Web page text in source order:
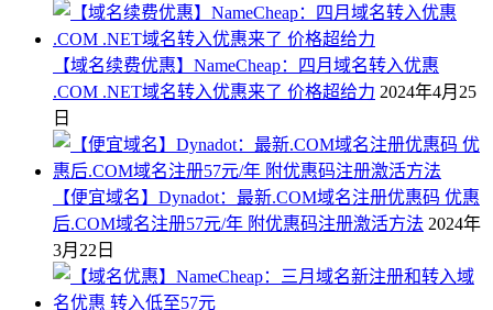
【域名续费优惠】NameCheap：四月域名转入优惠
.COM .NET域名转入优惠来了 价格超给力 2024年4月25
日
【便宜域名】Dynadot：最新.COM域名注册优惠码 优惠
后.COM域名注册57元/年 附优惠码注册激活方法 2024年
3月22日